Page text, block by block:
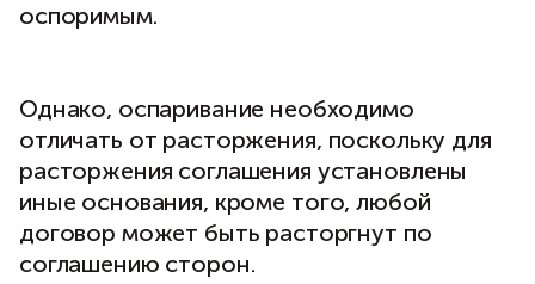
оспоримым.
Однако, оспаривание необходимо
отличать от расторжения, поскольку для
расторжения соглашения установлены
иные основания, кроме того, любой
договор может быть расторгнут по
соглашению сторон.